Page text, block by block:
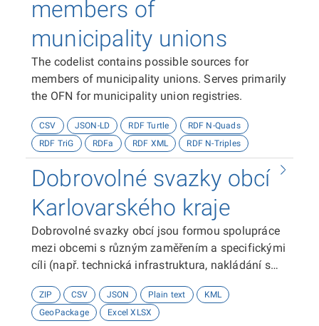
members of
municipality unions
The codelist contains possible sources for
members of municipality unions. Serves primarily
the OFN for municipality union registries.
CSV JSON-LD RDF Turtle
RDF N-Quads
RDF TriG
RDFa RDF XML RDF N-Triples
Dobrovolné svazky obcí
Karlovarského kraje
Dobrovolné svazky obcí jsou formou spolupráce
mezi obcemi s různým zaměřením a specifickými
cíli (např. technická infrastruktura, nakládání s
venkova, životní prostředí a příroda). Datová sada
obsahuje přehled dobrovolných svazků obcí v
ZIP CSV JSON Plain text
KML
GeoPackage
Excel XLSX